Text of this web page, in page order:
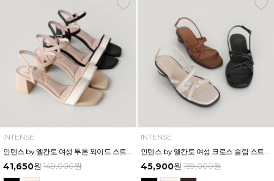
INTENSE
41,650원 149,000원
INTENSE
45,900원 159,000원